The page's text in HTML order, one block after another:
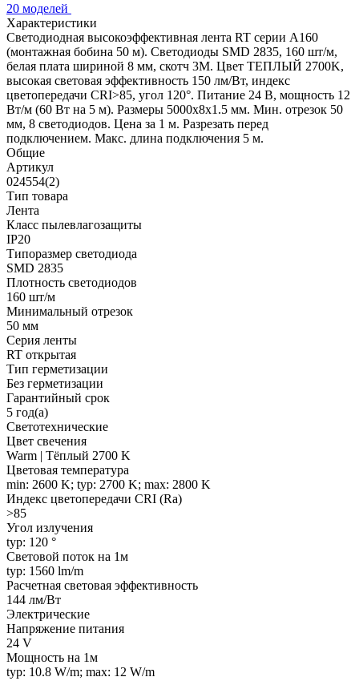
20 моделей
Характеристики
Светодиодная высокоэффективная лента RT серии A160
(монтажная бобина 50 м). Светодиоды SMD 2835, 160 шт/м,
белая плата шириной 8 мм, скотч 3M. Цвет ТЕПЛЫЙ 2700K,
высокая световая эффективность 150 лм/Вт, индекс
цветопередачи CRI>85, угол 120°. Питание 24 В, мощность 12
Вт/м (60 Вт на 5 м). Размеры 5000x8x1.5 мм. Мин. отрезок 50
мм, 8 светодиодов. Цена за 1 м. Разрезать перед
подключением. Макс. длина подключения 5 м.
Общие
Артикул
024554(2)
Тип товара
Лента
Класс пылевлагозащиты
IP20
Типоразмер светодиода
SMD 2835
Плотность светодиодов
160 шт/м
Минимальный отрезок
50 мм
Серия ленты
RT открытая
Тип герметизации
Без герметизации
Гарантийный срок
5 год(а)
Светотехнические
Цвет свечения
Warm | Тёплый 2700 K
Цветовая температура
min: 2600 K; typ: 2700 K; max: 2800 K
Индекс цветопередачи CRI (Ra)
>85
Угол излучения
typ: 120 °
Световой поток на 1м
typ: 1560 lm/m
Расчетная световая эффективность
144 лм/Вт
Электрические
Напряжение питания
24 V
Мощность на 1м
typ: 10.8 W/m; max: 12 W/m